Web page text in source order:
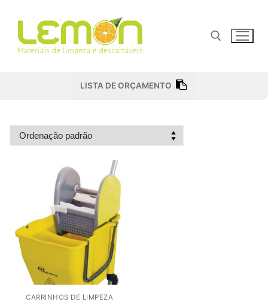
para
conteúdo
Pesquisar por:
LISTA DE ORÇAMENTO
CARRINHOS DE LIMPEZA